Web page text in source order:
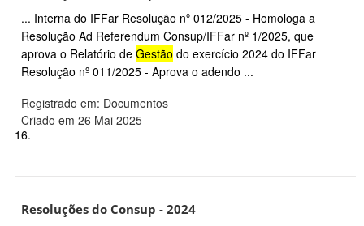
... Interna do IFFar Resolução nº 012/2025 - Homologa a
Resolução Ad Referendum Consup/IFFar nº 1/2025, que
aprova o Relatório de Gestão do exercício 2024 do IFFar
Resolução nº 011/2025 - Aprova o adendo ...
Registrado em: Documentos
Criado em 26 Mai 2025
16.
Resoluções do Consup - 2024